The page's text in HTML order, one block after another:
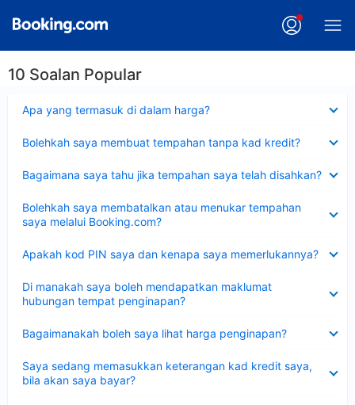
10 Soalan Popular
Apa yang termasuk di dalam harga?
Bolehkah saya membuat tempahan tanpa kad kredit?
Bagaimana saya tahu jika tempahan saya telah disahkan?
Bolehkah saya membatalkan atau menukar tempahan
saya melalui Booking.com?
Apakah kod PIN saya dan kenapa saya memerlukannya?
Di manakah saya boleh mendapatkan maklumat
hubungan tempat penginapan?
Bagaimanakah boleh saya lihat harga penginapan?
Saya sedang memasukkan keterangan kad kredit saya,
bila akan saya bayar?